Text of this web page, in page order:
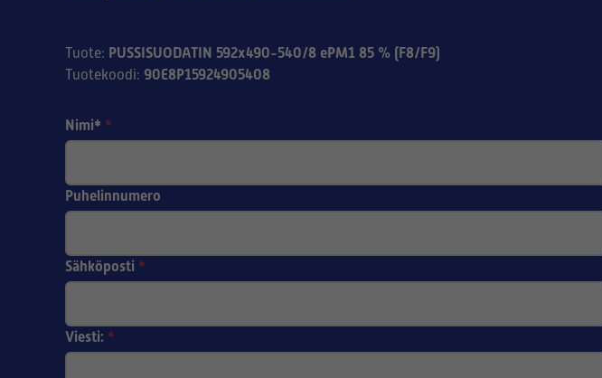
Tuote: PUSSISUODATIN 592x490-540/8 ePM1 85 % (F8/F9)
Tuotekoodi: 90E8P15924905408
Nimi* *
Puhelinnumero
Sähköposti *
Viesti: *